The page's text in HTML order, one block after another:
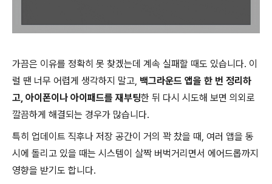
가끔은 이유를 정확히 못 찾겠는데 계속 실패할 때도 있습니다. 이
럴 땐 너무 어렵게 생각하지 말고, 백그라운드 앱을 한 번 정리하
고, 아이폰이나 아이패드를 재부팅한 뒤 다시 시도해 보면 의외로
깔끔하게 해결되는 경우가 많습니다.
특히 업데이트 직후나 저장 공간이 거의 꽉 찼을 때, 여러 앱을 동
시에 돌리고 있을 때는 시스템이 살짝 버벅거리면서 에어드롭까지
영향을 받기도 합니다.